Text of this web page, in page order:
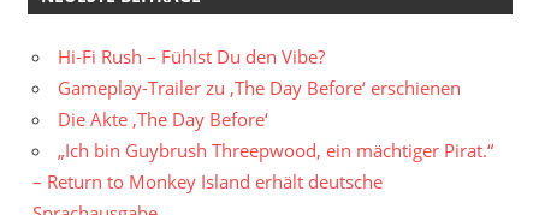
Hi-Fi Rush – Fühlst Du den Vibe?
Gameplay-Trailer zu ‚The Day Before‘ erschienen
Die Akte ‚The Day Before‘
„Ich bin Guybrush Threepwood, ein mächtiger Pirat.“
– Return to Monkey Island erhält deutsche